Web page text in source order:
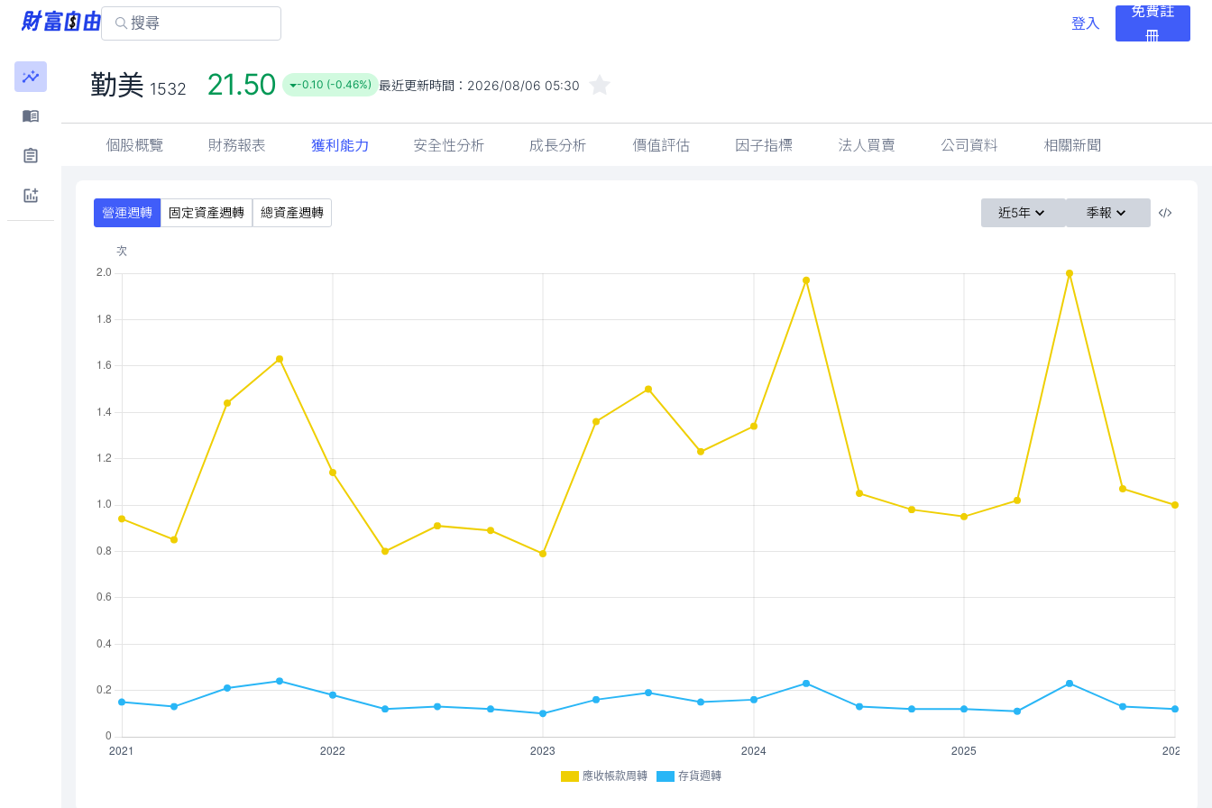
登入
免費註
冊
勤美 1532 21.50 -0.10 (-0.46%) 最近更新時間： 2026/08/06 05:30
個股概覽 財務報表 獲利能力 安全性分析 成長分析 價值評估 因子指標 法人買賣 公司資料 相關新聞
營運週轉 固定資產週轉 總資產週轉 近5年 季報
應收帳款周轉 存貨週轉